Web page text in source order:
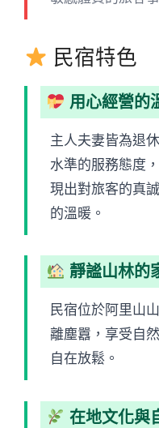
民宿特色
用心經營的
主人夫妻皆為退
水準的服務態度
現出對旅客的真
的溫暖。
靜謐山林的
民宿位於阿里山
離塵囂，享受自
自在放鬆。
在地文化與